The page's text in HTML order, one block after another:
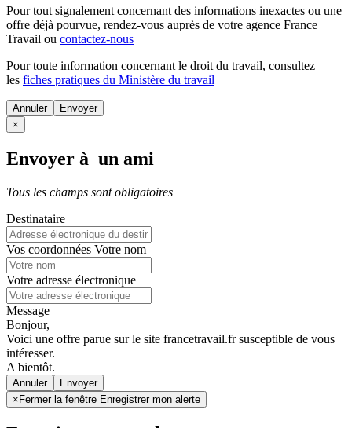
Pour tout signalement concernant des informations inexactes ou une
offre déjà pourvue, rendez-vous auprès de votre agence France
Travail ou contactez-nous
Pour toute information concernant le droit du travail, consultez
les fiches pratiques du Ministère du travail
Annuler
×
Envoyer à un ami
Tous les champs sont obligatoires
Destinataire
Vos coordonnées Votre nom
Votre adresse électronique
Message
Bonjour,
Voici une offre parue sur le site francetravail.fr susceptible de vous
intéresser.
A bientôt.
Annuler
× Fermer la fenêtre Enregistrer mon alerte